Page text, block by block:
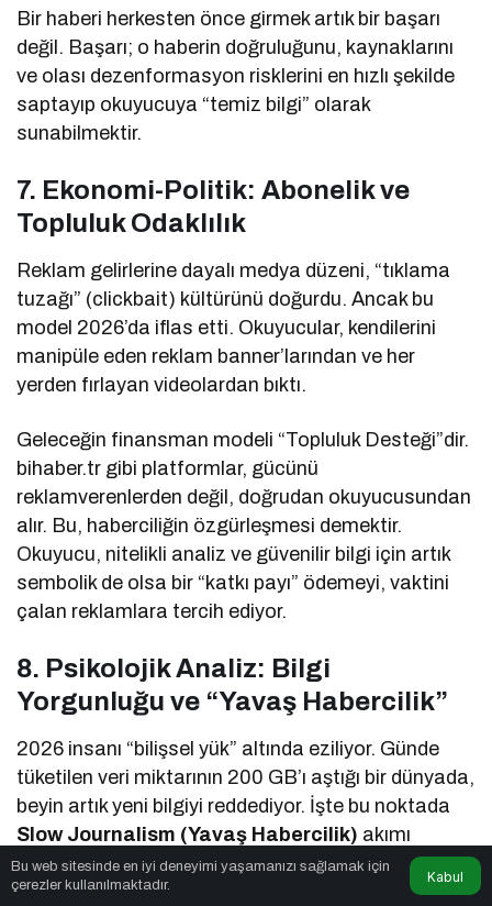
Bir haberi herkesten önce girmek artık bir başarı
değil. Başarı; o haberin doğruluğunu, kaynaklarını
ve olası dezenformasyon risklerini en hızlı şekilde
saptayıp okuyucuya “temiz bilgi” olarak
sunabilmektir.
7. Ekonomi-Politik: Abonelik ve
Topluluk Odaklılık
Reklam gelirlerine dayalı medya düzeni, “tıklama
tuzağı” (clickbait) kültürünü doğurdu. Ancak bu
model 2026’da iflas etti. Okuyucular, kendilerini
manipüle eden reklam banner’larından ve her
yerden fırlayan videolardan bıktı.
Geleceğin finansman modeli “Topluluk Desteği”dir.
bihaber.tr gibi platformlar, gücünü
reklamverenlerden değil, doğrudan okuyucusundan
alır. Bu, haberciliğin özgürleşmesi demektir.
Okuyucu, nitelikli analiz ve güvenilir bilgi için artık
sembolik de olsa bir “katkı payı” ödemeyi, vaktini
çalan reklamlara tercih ediyor.
8. Psikolojik Analiz: Bilgi
Yorgunluğu ve “Yavaş Habercilik”
2026 insanı “bilişsel yük” altında eziliyor. Günde
tüketilen veri miktarının 200 GB’ı aştığı bir dünyada,
beyin artık yeni bilgiyi reddediyor. İşte bu noktada
Slow Journalism (Yavaş Habercilik) akımı
devreye giriyor.
Bu web sitesinde en iyi deneyimi yaşamanızı sağlamak için
çerezler kullanılmaktadır.
Kabul